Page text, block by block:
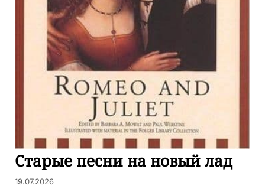
Старые песни на новый лад
19.07.2026